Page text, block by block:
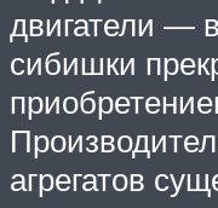
двигатели —
сибишки
агрегатов